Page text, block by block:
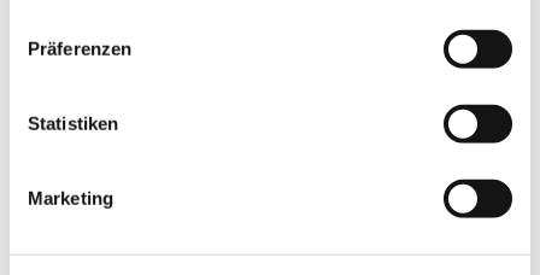
Präferenzen
Statistiken
Marketing